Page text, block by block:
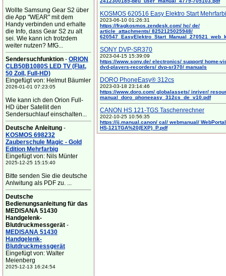
Wollte Samsung Gear S2 über
die App "WEAR" mit dem
Handy verbinden und erhalte
die Info, dass Gear S2 zu alt
sei. Wie kann ich trotzdem
weiter nutzen? MfG...
Sendersuchfunktion - ORION
CLB50B1080S LED TV (Flat,
50 Zoll, Full-HD)
Eingefügt von: Helmut Bäumler
2026-01-01 07:23:05
Wie kann ich den Orion Full-
HD über Satellit den
Sendersuchlauf einschalten...
Deutsche Anleitung -
KOSMOS 698232
Zauberschule Magic - Gold
Edition Mehrfarbig
Eingefügt von: Nils Münter
2025-12-25 15:15:40
Bitte senden Sie die deutsche
Anlwitung als PDF zu. ...
Deutsche
Bedienungsanleitung für das
MEDISANA 51430
Handgelenk-
Blutdruckmessgerät -
MEDISANA 51430
Handgelenk-
Blutdruckmessgerät
Eingefügt von: Walter
Meienberg
2025-12-13 16:24:54
KOSMOS 620516 Easy Elektro Start
2023-06-10 01:26:31
https://fragkosmos.zendesk.com/ hc/ de/
article_attachments/ 8252125025948/
SONY DVP-SR370
2023-04-15 15:39:09
https://www.sony.de/ electronics/ support/ home-
dvd-players-recorders/ dvp-sr370/ manuals
DORO PhoneEasy® 312cs
2023-03-18 23:14:46
https://www.doro.com/ globalassets/ inriver/
manual_doro_phoneeasy_312cs_de_v10.pdf
CANON HS 121-TGS Taschenrechner
2022-10-25 10:56:35
https://ij.manual.canon/ cal/ webmanual/
HS-121TGA%20(EXP)_P.pdf